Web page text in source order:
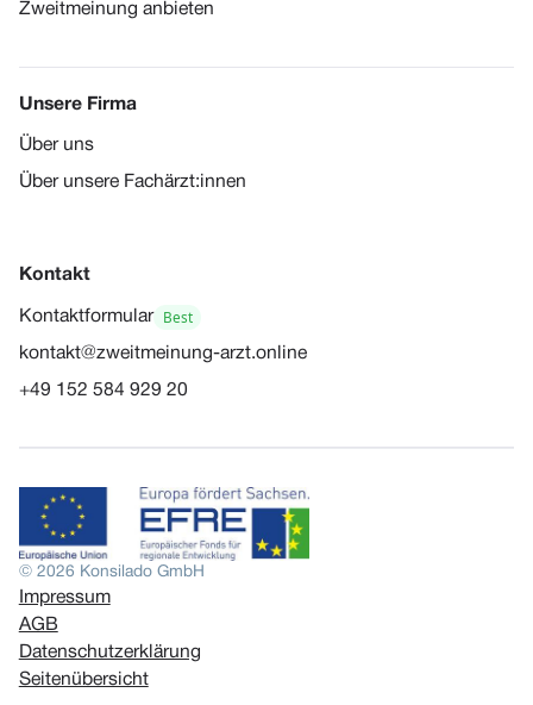
Zweitmeinung anbieten
Unsere Firma
Über uns
Über unsere Fachärzt:innen
Kontakt
Kontaktformular Best
kontakt@zweitmeinung-arzt.online
+49 152 584 929 20
© 2026 Konsilado GmbH
Impressum
AGB
Datenschutzerklärung
Seitenübersicht